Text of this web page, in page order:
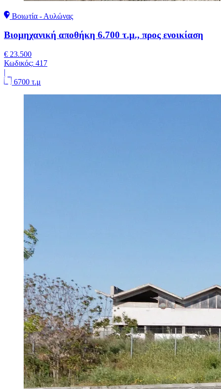
Βοιωτία - Αυλώνας
Βιομηχανική αποθήκη 6.700 τ.μ., προς ενοικίαση
€ 23.500
Κωδικός: 417
|
6700 τ.μ